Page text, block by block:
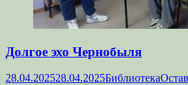
Долгое эхо Чернобыля
Опубликовано
28.04.202528.04.2025Автор
Библиотека